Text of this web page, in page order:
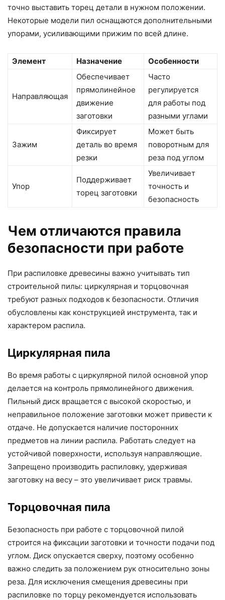
точно выставить торец детали в нужном положении.
Некоторые модели пил оснащаются дополнительными
упорами, усиливающими прижим по всей длине.
Элемент Назначение Особенности
Направляющая
Обеспечивает
прямолинейное
движение
заготовки
Часто
регулируется
для работы под
разными углами
Зажим
Фиксирует
деталь во время
резки
Может быть
поворотным для
реза под углом
Упор
Поддерживает
торец заготовки
Увеличивает
точность и
безопасность
Чем отличаются правила
безопасности при работе
При распиловке древесины важно учитывать тип
строительной пилы: циркулярная и торцовочная
требуют разных подходов к безопасности. Отличия
обусловлены как конструкцией инструмента, так и
характером распила.
Циркулярная пила
Во время работы с циркулярной пилой основной упор
делается на контроль прямолинейного движения.
Пильный диск вращается с высокой скоростью, и
неправильное положение заготовки может привести к
отдаче. Не допускается наличие посторонних
предметов на линии распила. Работать следует на
устойчивой поверхности, используя направляющие.
Запрещено производить распиловку, удерживая
заготовку на весу – это увеличивает риск травмы.
Торцовочная пила
Безопасность при работе с торцовочной пилой
строится на фиксации заготовки и точности подачи под
углом. Диск опускается сверху, поэтому особенно
важно следить за положением рук относительно зоны
реза. Для исключения смещения древесины при
распиловке по торцу рекомендуется использовать